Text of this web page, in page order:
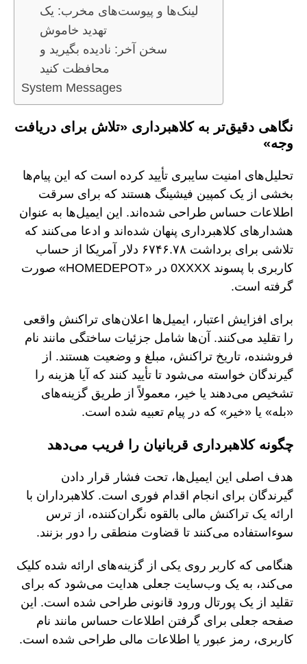
لینک‌ها و پیوست‌های مخرب: یک
تهدید خاموش
سخن آخر: نادیده بگیرید و
محافظت کنید
System Messages
نگاهی دقیق‌تر به کلاهبرداری «تلاش برای دریافت
وجه»
تحلیل‌های امنیت سایبری تأیید کرده است که این پیام‌ها
بخشی از یک کمپین فیشینگ هستند که برای سرقت
اطلاعات حساس طراحی شده‌اند. این ایمیل‌ها به عنوان
هشدارهای کلاهبرداری پنهان شده‌اند و ادعا می‌کنند که
تلاشی برای برداشت ۶۷۴۶.۷۸ دلار آمریکا از حساب
کاربری با پسوند 0XXXX در «HOMEDEPOT» صورت
گرفته است.
برای افزایش اعتبار، ایمیل‌ها اعلان‌های تراکنش واقعی
را تقلید می‌کنند. آن‌ها شامل جزئیات ساختگی مانند نام
فروشنده، تاریخ تراکنش، مبلغ و وضعیت هستند. از
گیرندگان خواسته می‌شود تا تأیید کنند که آیا هزینه را
تشخیص می‌دهند یا خیر، معمولاً از طریق گزینه‌های
«بله» یا «خیر» که در پیام تعبیه شده است.
چگونه کلاهبرداری قربانیان را فریب می‌دهد
هدف اصلی این ایمیل‌ها، تحت فشار قرار دادن
گیرندگان برای انجام اقدام فوری است. کلاهبرداران با
ارائه یک تراکنش مالی بالقوه نگران‌کننده، از ترس
سوءاستفاده می‌کنند تا قضاوت منطقی را دور بزنند.
هنگامی که کاربر روی یکی از گزینه‌های ارائه شده کلیک
می‌کند، به یک وب‌سایت جعلی هدایت می‌شود که برای
تقلید از یک پورتال ورود قانونی طراحی شده است. این
صفحه جعلی برای گرفتن اطلاعات حساس مانند نام
کاربری، رمز عبور یا اطلاعات مالی طراحی شده است.